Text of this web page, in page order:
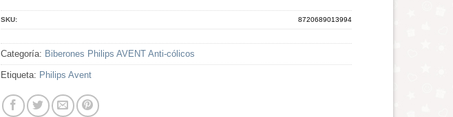
SKU: 8720689013994
Categoría: Biberones Philips AVENT Anti-cólicos
Etiqueta: Philips Avent